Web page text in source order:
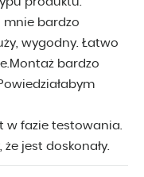
mnie bardzo
wygodny. Łatwo
bardzo
w fazie testowania.
jest doskonały.